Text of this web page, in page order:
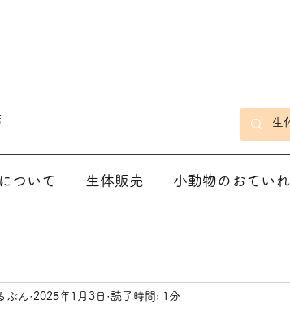
ついて 生体販売 小動物のおていれ
ぶん 2025年1月3日 読了時間: 1分